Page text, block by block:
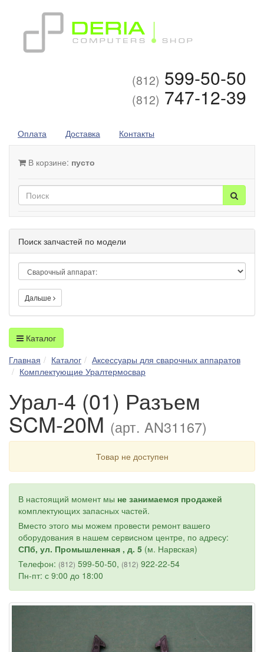
(812) 599-50-50
(812) 747-12-39
Оплата Доставка Контакты
В корзине: пусто
Поиск запчастей по модели
Дальше
Каталог
Главная
Каталог
Аксессуары для сварочных аппаратов
Комплектующие Уралтермосвар
Урал-4 (01) Разъем
SCM-20M (арт. AN31167)
Товар не доступен
В настоящий момент мы не занимаемся продажей
комплектующих запасных частей.
Вместо этого мы можем провести ремонт вашего
оборудования в нашем сервисном центре, по адресу:
СПб, ул. Промышленная , д. 5 (м. Нарвская)
Телефон: (812) 599-50-50, (812) 922-22-54
Пн-пт: с 9:00 до 18:00